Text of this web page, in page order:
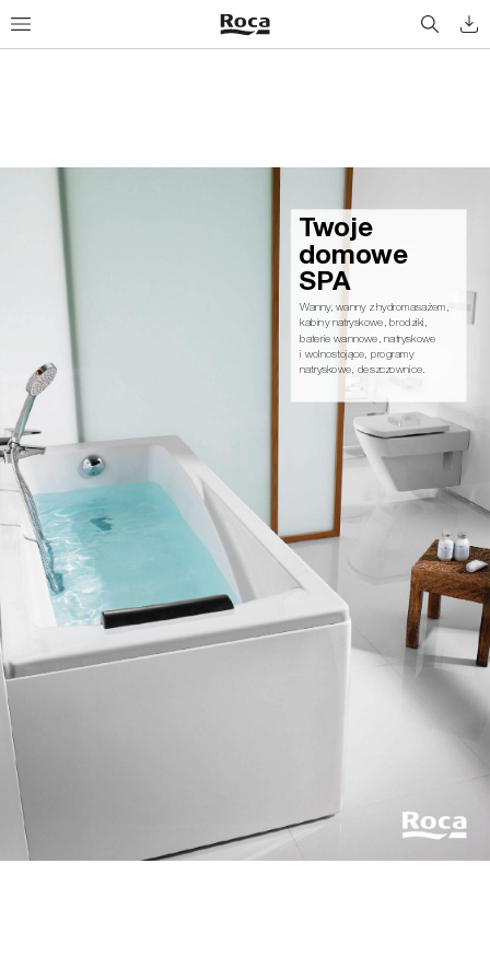
Wanny, wanny z hydromasażem,
kabiny natryskowe, brodziki,
baterie wannowe, natryskowe
i wolnostojące, programy
natryskowe, deszczownice.
Twoje
d omowe
S PA